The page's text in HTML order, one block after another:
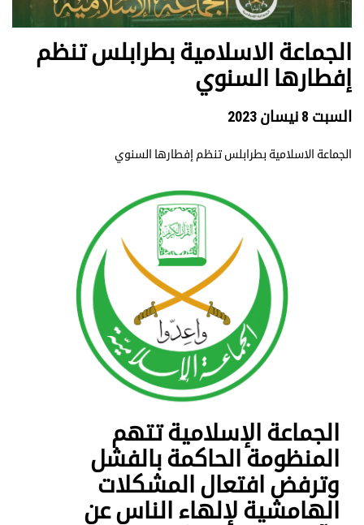
الجماعة الاسلامية بطرابلس تنظم
إفطارها السنوي
السبت 8 نيسان 2023
الجماعة الاسلامية بطرابلس تنظم إفطارها السنوي
الجماعة الإسلامية تتهم
المنظومة الحاكمة بالفشل
وترفض افتعال المشكلات
الهامشية لإلهاء الناس عن